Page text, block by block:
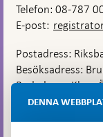
Telefon: 08-787
E-post:
Postadress:
Besöksadress:
Budadress: Klara
Lastplats 6
DENNA